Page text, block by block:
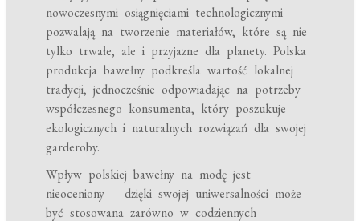
nowoczesnymi osiągnięciami technologicznymi
pozwalają na tworzenie materiałów, które są nie
tylko trwałe, ale i przyjazne dla planety. Polska
produkcja bawełny podkreśla wartość lokalnej
tradycji, jednocześnie odpowiadając na potrzeby
współczesnego konsumenta, który poszukuje
ekologicznych i naturalnych rozwiązań dla swojej
garderoby.
Wpływ polskiej bawełny na modę jest
nieoceniony – dzięki swojej uniwersalności może
być stosowana zarówno w codziennych